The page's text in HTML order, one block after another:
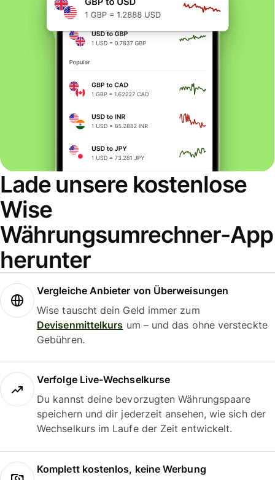
Lade unsere kostenlose
Wise
Währungsumrechner-App
herunter
Vergleiche Anbieter von Überweisungen
Wise tauscht dein Geld immer zum
Devisenmittelkurs um – und das ohne versteckte
Gebühren.
Verfolge Live-Wechselkurse
Du kannst deine bevorzugten Währungspaare
speichern und dir jederzeit ansehen, wie sich der
Wechselkurs im Laufe der Zeit entwickelt.
Komplett kostenlos, keine Werbung